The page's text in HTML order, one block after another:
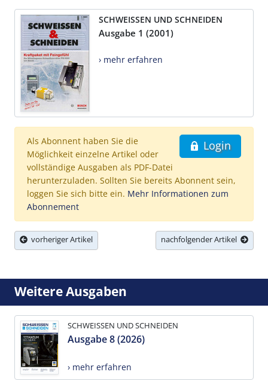
SCHWEISSEN UND SCHNEIDEN
Ausgabe 1 (2001)
› mehr erfahren
Login
Als Abonnent haben Sie die
Möglichkeit einzelne Artikel oder
vollständige Ausgaben als PDF-Datei
herunterzuladen. Sollten Sie bereits Abonnent sein,
loggen Sie sich bitte ein. Mehr Informationen zum
Abonnement
vorheriger Artikel nachfolgender Artikel
Weitere Ausgaben
SCHWEISSEN UND SCHNEIDEN
Ausgabe 8 (2026)
› mehr erfahren